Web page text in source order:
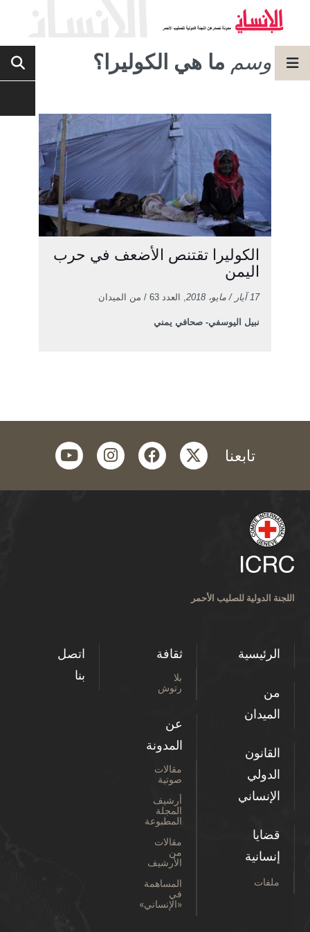
وسم ما هي الكوليرا؟
الكوليرا تقتنص الأضعف في حرب
اليمن
17 آيار / مايو، 2018 , العدد 63 / من الميدان
نبيل اليوسفي- صحافي يمني
تابعنا twitter
facebook
instagram
youtube
اللجنة الدولية للصليب الأحمر
الرئيسية
من
الميدان
القانون
الدولي
الإنساني
قضايا
إنسانية
ملفات
ثقافة
بلا
رتوش
عن
المدونة
مقالات
صوتية
أرشيف
المجلة
المطبوعة
مقالات
من
الأرشيف
المساهمة
في
«الإنساني»
اتصل
بنا